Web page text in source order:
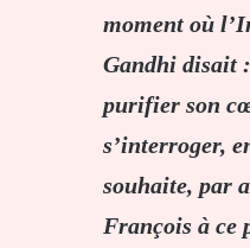
moment où
Gandhi disait
purifier son
s’interroger,
souhaite, par
François à ce